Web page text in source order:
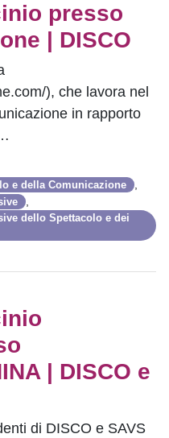
presso
| DISCO
), che lavora nel
in rapporto
e della Comunicazione
dello Spettacolo e dei
| DISCO e
di DISCO e SAVS